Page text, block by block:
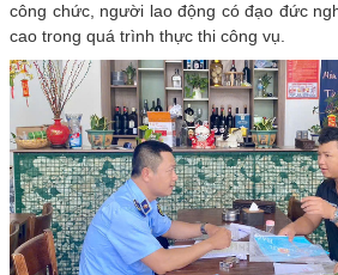
công chức, người lao động có đạo đức
cao trong quá trình thực thi công vụ.